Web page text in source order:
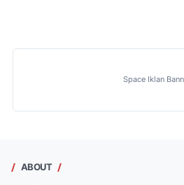
Space Iklan
ABOUT